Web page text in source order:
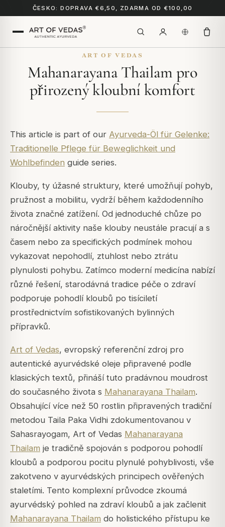
ČESKO: DOPRAVA €6,50, ZDARMA OD €100,00
ART OF VEDAS
Mahanarayana Thailam pro
přirozený kloubní komfort
This article is part of our Ayurveda-Öl für Gelenke:
Traditionelle Pflege für Beweglichkeit und
Wohlbefinden guide series.
Klouby, ty úžasné struktury, které umožňují pohyb,
pružnost a mobilitu, vydrží během každodenního
života značné zatížení. Od jednoduché chůze po
náročnější aktivity naše klouby neustále pracují a s
časem nebo za specifických podmínek mohou
vykazovat nepohodlí, ztuhlost nebo ztrátu
plynulosti pohybu. Zatímco moderní medicína nabízí
různé řešení, starodávná tradice péče o zdraví
podporuje pohodlí kloubů po tisíciletí
prostřednictvím sofistikovaných bylinných
přípravků.
Art of Vedas, evropský referenční zdroj pro
autentické ayurvédské oleje připravené podle
klasických textů, přináší tuto pradávnou moudrost
do současného života s Mahanarayana Thailam.
Obsahující více než 50 rostlin připravených tradiční
metodou Taila Paka Vidhi zdokumentovanou v
Sahasrayogam, Art of Vedas Mahanarayana
Thailam je tradičně spojován s podporou pohodlí
kloubů a podporou pocitu plynulé pohyblivosti, vše
zakotveno v ayurvédských principech ověřených
staletími. Tento komplexní průvodce zkoumá
ayurvédský pohled na zdraví kloubů a jak začlenit
Mahanarayana Thailam do holistického přístupu ke